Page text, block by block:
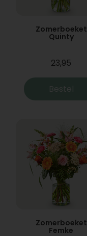
Zomerboeket
Quinty
23,95
Bestel
Zomerboeket
Femke